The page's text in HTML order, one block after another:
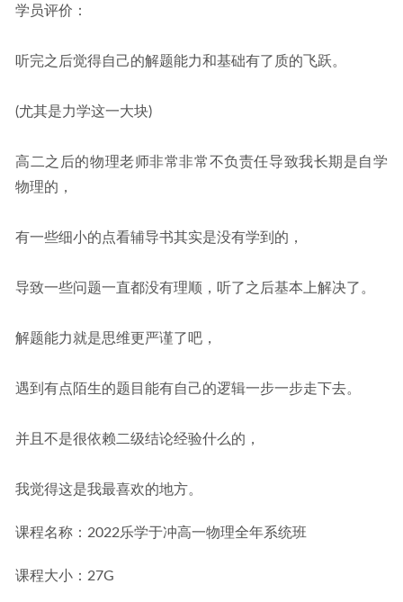
学员评价：
听完之后觉得自己的解题能力和基础有了质的飞跃。
(尤其是力学这一大块)
高二之后的物理老师非常非常不负责任导致我长期是自学
物理的，
有一些细小的点看辅导书其实是没有学到的，
导致一些问题一直都没有理顺，听了之后基本上解决了。
解题能力就是思维更严谨了吧，
遇到有点陌生的题目能有自己的逻辑一步一步走下去。
并且不是很依赖二级结论经验什么的，
我觉得这是我最喜欢的地方。
课程名称：2022乐学于冲高一物理全年系统班
课程大小：27G